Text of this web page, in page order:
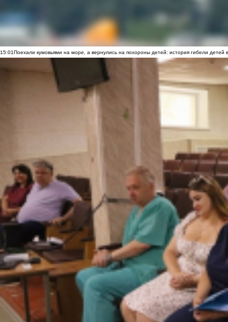
15:01Поехали кумовьями на море, а вернулись на похороны детей: история гибели детей